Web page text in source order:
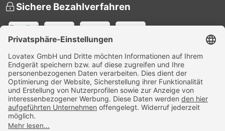
Sichere Bezahlverfahren
Versandpartner